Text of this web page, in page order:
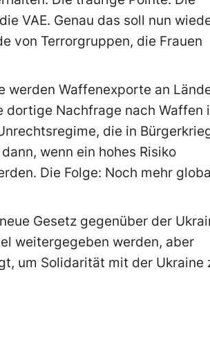
VAE. Genau das soll nun
von Terrorgruppen, die Frauen
werden Waffenexporte an
dortige Nachfrage nach Waffen
die in
wenn ein hohes Risiko
Die Folge: Noch mehr
Gesetz gegenüber der
weitergegeben werden, aber
um Solidarität mit der Ukraine